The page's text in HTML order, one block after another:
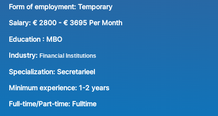
Form of employment: Temporary
Salary: € 2800 - € 3695 Per Month
Education : MBO
Industry: Financial Institutions
Specialization: Secretarieel
Minimum experience: 1-2 years
Full-time/Part-time: Fulltime